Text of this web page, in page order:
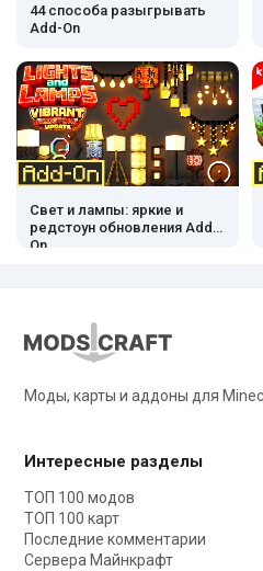
44 способа разыгрывать
Add-On
Свет и лампы: яркие и
редстоун обновления Add-
On
Моды, карты и аддоны для
Интересные разделы
ТОП 100 модов
ТОП 100 карт
Последние комментарии
Сервера Майнкрафт